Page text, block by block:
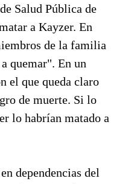
Salud Pública de
a Kayzer. En
de la familia
quemar". En un
el que queda claro
de muerte. Si lo
lo habrían matado a
dependencias del